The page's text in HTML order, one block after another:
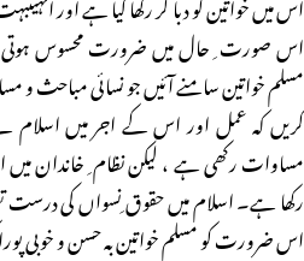
اس صورت ِ حال میں ضرورت محسوس ہوتی
مسلم خواتین سامنے آئیں جو نسائی مباحث
کریں کہ عمل اور اس کے اجر میں اسلام
مساوات رکھی ہے ، لیکن نظام ِ خاندان
رکھا ہے۔ اسلام میں حقوق ِنسواں کی
اس ضرورت کو مسلم خواتین بہ حسن و خوبی